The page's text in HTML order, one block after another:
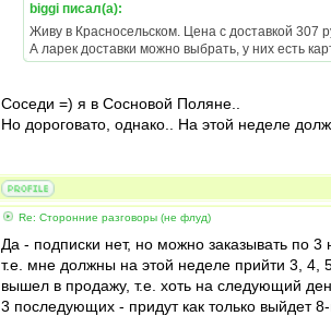
biggi писал(а):
Живу в Красносельском. Цена с доставкой 307
А ларек доставки можно выбрать, у них есть
Соседи =) я в Сосновой Поляне..
Но дороговато, однако.. На этой неделе
Re: Сторонние разговоры (не флуд)
Да - подписки нет, но можно заказывать по
т.е. мне должны на этой неделе прийти 3, 4,
вышел в продажу, т.е. хоть на следующий
3 последующих - придут как только выйдет